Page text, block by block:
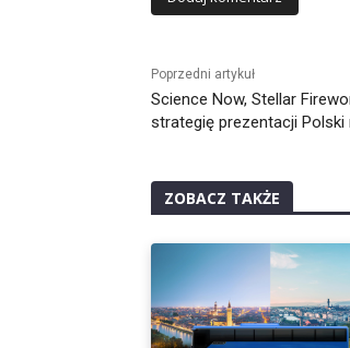
Poprzedni artykuł
Science Now, Stellar
strategię prezentacji Polski
ZOBACZ TAKŻE